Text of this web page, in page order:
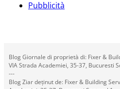
Pubblicità
Blog Giornale di proprietà di: Fixer &
VIA Strada Academiei, 35-37, Bucuresti
---
Blog Ziar deținut de: Fixer & Building